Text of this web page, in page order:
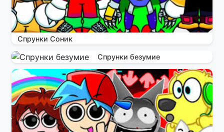
Спрунки Соник
Спрунки безумие